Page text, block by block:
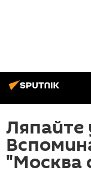
Ляпайте
"Москва